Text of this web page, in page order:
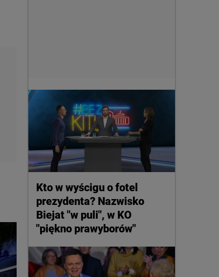
Kto w wyścigu o fotel
prezydenta? Nazwisko
Biejat "w puli", w KO
"piękno prawyborów"